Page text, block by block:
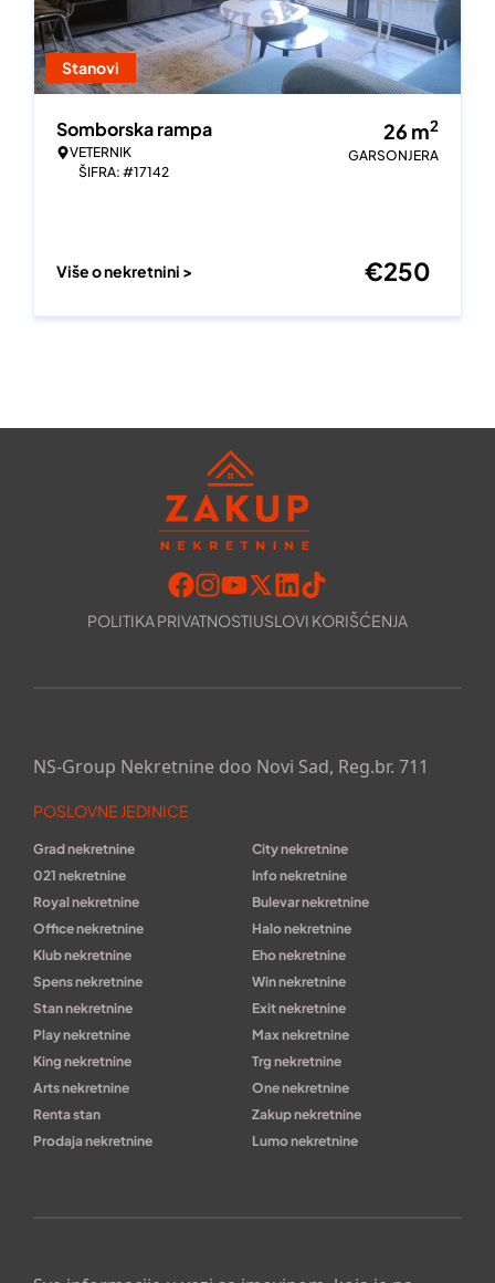
Stanovi
Somborska rampa
VETERNIK
ŠIFRA: #17142
26 m2
GARSONJERA
Više o nekretnini > €250
POLITIKA PRIVATNOSTIUSLOVI KORIŠĆENJA
NS-Group Nekretnine doo Novi Sad, Reg.br. 711
POSLOVNE JEDINICE
Grad nekretnine
City nekretnine
021 nekretnine
Info nekretnine
Royal nekretnine
Bulevar nekretnine
Office nekretnine
Halo nekretnine
Klub nekretnine
Eho nekretnine
Spens nekretnine
Win nekretnine
Stan nekretnine
Exit nekretnine
Play nekretnine
Max nekretnine
King nekretnine
Trg nekretnine
Arts nekretnine
One nekretnine
Renta stan
Zakup nekretnine
Prodaja nekretnine
Lumo nekretnine